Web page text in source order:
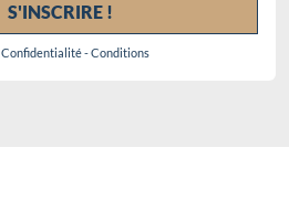
S'INSCRIRE !
Confidentialité-Conditions